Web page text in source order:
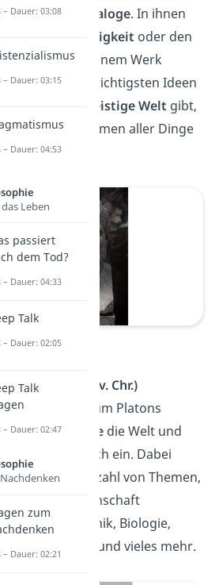
Dialoge. In ihnen
Gerechtigkeit oder den
Staat, wie in seinem Werk
. Eine seiner wichtigsten Ideen
geistige Welt gibt,
„wahren“ Formen aller Dinge
(384 — 322 v. Chr.)
war wiederum Platons
Erbeobachtetedie Welt und
sie systematisch ein. Dabei
er eine Vielzahl von Themen,
heute die Wissenschaft
Logik
, Ethik, Biologie,
Theologie und vieles mehr.
– Dauer: 03:08
– Dauer: 03:15
– Dauer: 04:53
Leben
passiert
dem Tod?
– Dauer: 04:33
Talk
– Dauer: 02:05
Talk
– Dauer: 02:47
zum
– Dauer: 02:21